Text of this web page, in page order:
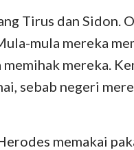
Tirus dan Sidon.
mula mereka
mereka.
sebab negeri
memakai